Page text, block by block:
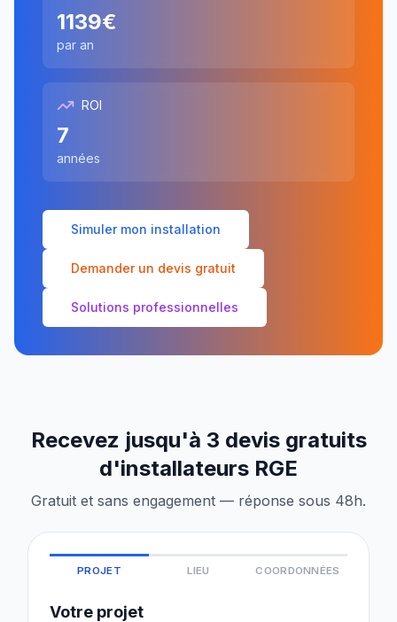
1139€
par an
ROI
7
années
Simuler mon installation
Demander un devis gratuit
Solutions professionnelles
Recevez jusqu'à 3 devis gratuits
d'installateurs RGE
Gratuit et sans engagement — réponse sous 48h.
PROJET LIEU COORDONNÉES
Votre projet